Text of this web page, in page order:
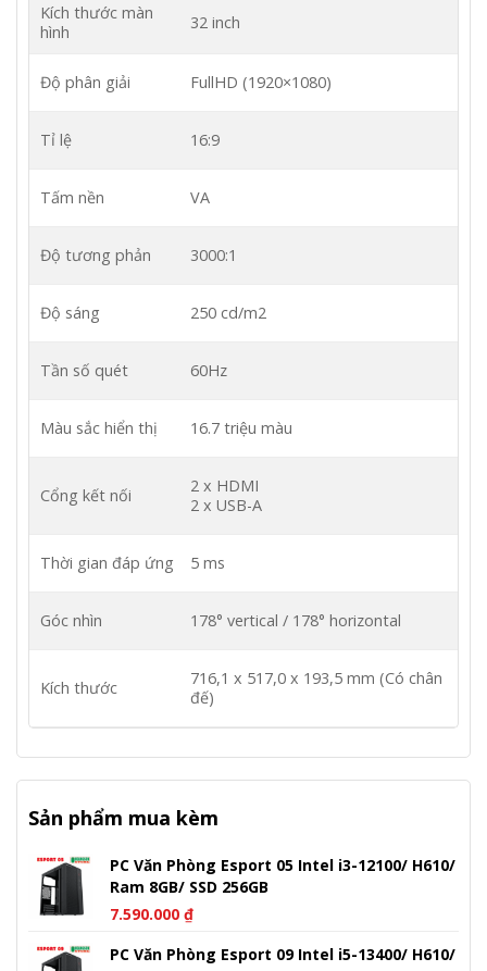
Kích thước màn
hình
32 inch
Độ phân giải FullHD (1920×1080)
Tỉ lệ 16:9
Tấm nền VA
Độ tương phản 3000:1
Độ sáng 250 cd/m2
Tần số quét 60Hz
Màu sắc hiển thị 16.7 triệu màu
Cổng kết nối
2 x HDMI
2 x USB-A
Thời gian đáp ứng 5 ms
Góc nhìn 178° vertical / 178° horizontal
Kích thước
716,1 x 517,0 x 193,5 mm (Có chân
đế)
Sản phẩm mua kèm
PC Văn Phòng Esport 05 Intel i3-12100/ H610/
Ram 8GB/ SSD 256GB
7.590.000 ₫
PC Văn Phòng Esport 09 Intel i5-13400/ H610/